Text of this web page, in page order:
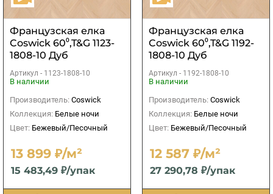
Французская елка
Coswick 60⁰,T&G 1123-
1808-10 Дуб
Ванильный S&B
Артикул - 1123-1808-10
В наличии
Производитель: Coswick
Коллекция: Белые ночи
Цвет: Бежевый/Песочный
13 899 ₽/м²
15 483,49 ₽/упак
Французская елка
Coswick 60⁰,T&G 1192-
1808-10 Дуб
Ванильный S&B
Артикул - 1192-1808-10
В наличии
Производитель: Coswick
Коллекция: Белые ночи
Цвет: Бежевый/Песочный
12 587 ₽/м²
27 290,78 ₽/упак